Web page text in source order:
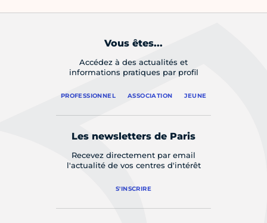
Vous êtes...
Accédez à des actualités et
informations pratiques par profil
PROFESSIONNEL ASSOCIATION JEUNE
Les newsletters de Paris
Recevez directement par email
l'actualité de vos centres d'intérêt
S'INSCRIRE